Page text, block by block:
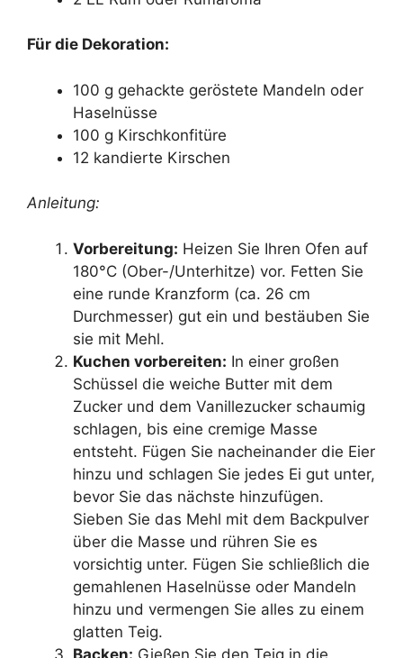
Für die Dekoration:
100 g gehackte geröstete Mandeln oder
Haselnüsse
100 g Kirschkonfitüre
12 kandierte Kirschen
Anleitung:
Vorbereitung: Heizen Sie Ihren Ofen auf
180°C (Ober-/Unterhitze) vor. Fetten Sie
eine runde Kranzform (ca. 26 cm
Durchmesser) gut ein und bestäuben Sie
sie mit Mehl.
Kuchen vorbereiten: In einer großen
Schüssel die weiche Butter mit dem
Zucker und dem Vanillezucker schaumig
schlagen, bis eine cremige Masse
entsteht. Fügen Sie nacheinander die Eier
hinzu und schlagen Sie jedes Ei gut unter,
bevor Sie das nächste hinzufügen.
Sieben Sie das Mehl mit dem Backpulver
über die Masse und rühren Sie es
vorsichtig unter. Fügen Sie schließlich die
gemahlenen Haselnüsse oder Mandeln
hinzu und vermengen Sie alles zu einem
glatten Teig.
Backen: Gießen Sie den Teig in die